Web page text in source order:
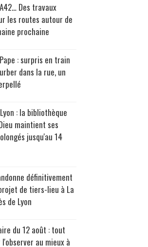
Des travaux
les routes autour de
prochaine
: surpris en train
dans la rue, un
: la bibliothèque
maintient ses
jusqu'au 14
définitivement
de tiers-lieu à La
de Lyon
du 12 août : tout
au mieux à